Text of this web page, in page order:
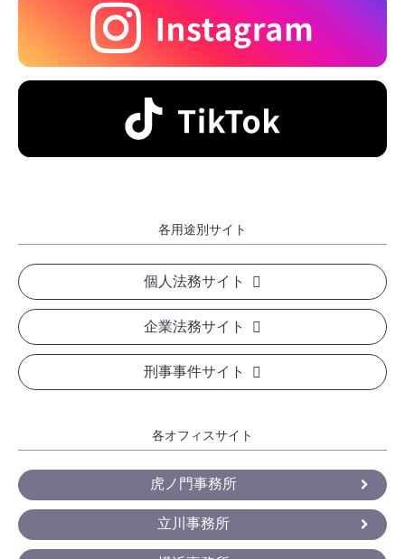
各用途別サイト
個人法務サイト
企業法務サイト
刑事事件サイト
各オフィスサイト
虎ノ門事務所
立川事務所